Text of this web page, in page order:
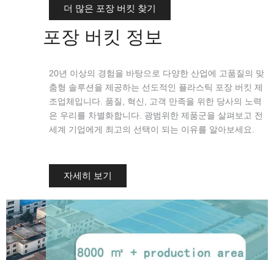
더 많은 포장 버킷 찾기
포장 버킷 정보
20년 이상의 경험을 바탕으로 다양한 산업에 고품질의 맞
춤형 솔루션을 제공하는 선도적인 플라스틱 포장 버킷 제
조업체입니다. 품질, 혁신, 고객 만족을 위한 당사의 노력
은 우리를 차별화합니다. 광범위한 제품군을 살펴보고 전
세계 기업에게 최고의 선택이 되는 이유를 알아보세요.
자세히 보기